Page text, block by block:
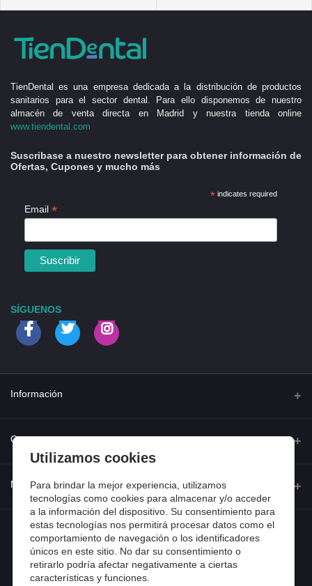
TienDental es una empresa dedicada a la distribución de productos
sanitarios para el sector dental. Para ello disponemos de nuestro
almacén de venta directa en Madrid y nuestra tienda online
www.tiendental.com
Suscribase a nuestro newsletter para obtener información de
Ofertas, Cupones y mucho más
*indicates required
Email *
SÍGUENOS
Información
Quienes somos
Contacta con nosotros
Dónde estamos
Preguntas frecuentes
Entradas de blog
Contacto
Dirección
Calle Ferraz 42, Madrid
Teléfono
918 13 81 81
Email
Mi cuenta
Iniciar sesión
Historial de pedidos
Mi lista de compra
Utilizamos cookies
Para brindar la mejor experiencia, utilizamos
tecnologías como cookies para almacenar y/o acceder
a la información del dispositivo. Su consentimiento para
estas tecnologías nos permitirá procesar datos como el
comportamiento de navegación o los identificadores
únicos en este sitio. No dar su consentimiento o
retirarlo podría afectar negativamente a ciertas
características y funciones.